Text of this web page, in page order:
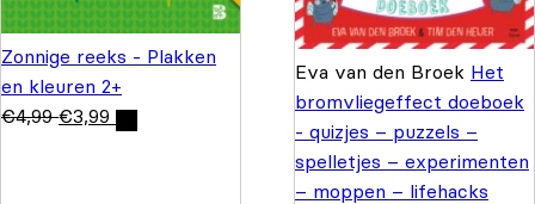
Zonnige reeks - Plakken
en kleuren 2+
€4,99 €3,99
Eva van den Broek Het
bromvliegeffect doeboek
- quizjes – puzzels –
spelletjes – experimenten
– moppen – lifehacks